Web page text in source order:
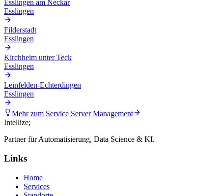
Esslingen am Neckar
Esslingen
Filderstadt
Esslingen
Kirchheim unter Teck
Esslingen
Leinfelden-Echterdingen
Esslingen
Mehr zum Service Server Management
Intellize;
Partner für Automatisierung, Data Science & KI.
Links
Home
Services